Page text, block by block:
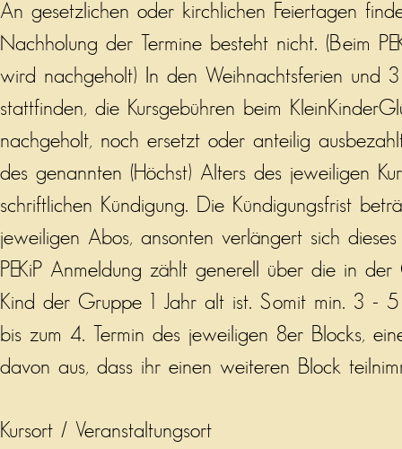
An gesetzlichen oder kirchlichen Feiertagen
Nachholung der Termine besteht nicht. (Beim
wird nachgeholt) In den Weihnachtsferien und
stattfinden, die Kursgebühren beim
nachgeholt, noch ersetzt oder anteilig
des genannten (Höchst) Alters des jeweiligen
schriftlichen Kündigung. Die Kündigungsfrist
jeweiligen Abos, ansonten verlängert sich dieses
PEKiP Anmeldung zählt generell über die in
Kind der Gruppe 1 Jahr alt ist. Somit min. 3 -
bis zum 4. Termin des jeweiligen 8er Blocks,
davon aus, dass ihr einen weiteren Block
Kursort / Veranstaltungsort